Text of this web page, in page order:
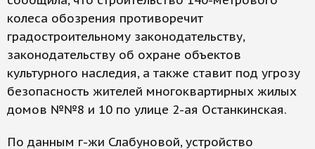
колеса обозрения противоречит
градостроительному законодательству,
законодательству об охране объектов
культурного наследия, а также ставит под угрозу
безопасность жителей многоквартирных жилых
домов №№8 и 10 по улице 2-ая Останкинская.
По данным г-жи Слабуновой, устройство